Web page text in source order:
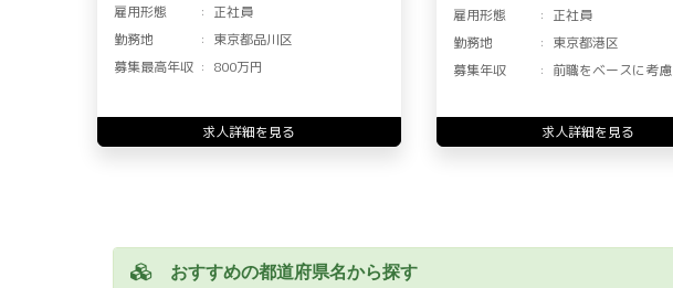
雇用形態
正社員
勤務地
東京都品川区
募集最高年収
800万円
求人詳細を見る
雇用形態
正社員
勤務地
東京都港区
募集年収
前職をベースに考慮
求人詳細を見る
おすすめの都道府県名から探す